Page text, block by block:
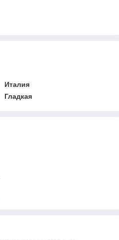
Италия
Гладкая